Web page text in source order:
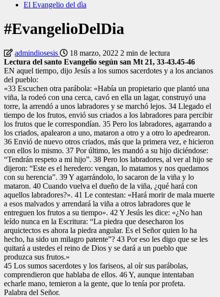
El Evangelio del dìa
#EvangelioDelDia
admindiosesis 18 marzo, 2022 2 min de lectura
Lectura del santo Evangelio según san Mt 21, 33-43.45-46
EN aquel tiempo, dijo Jesús a los sumos sacerdotes y a los ancianos
del pueblo:
«33 Escuchen otra parábola: «Había un propietario que plantó una
viña, la rodeó con una cerca, cavó en ella un lagar, construyó una
torre, la arrendó a unos labradores y se marchó lejos. 34 Llegado el
tiempo de los frutos, envió sus criados a los labradores para percibir
los frutos que le correspondían. 35 Pero los labradores, agarrando a
los criados, apalearon a uno, mataron a otro y a otro lo apedrearon.
36 Envió de nuevo otros criados, más que la primera vez, e hicieron
con ellos lo mismo. 37 Por último, les mandó a su hijo diciéndose:
“Tendrán respeto a mi hijo”. 38 Pero los labradores, al ver al hijo se
dijeron: “Este es el heredero: vengan, lo matamos y nos quedamos
con su herencia”. 39 Y agarrándolo, lo sacaron de la viña y lo
mataron. 40 Cuando vuelva el dueño de la viña, ¿qué hará con
aquellos labradores?». 41 Le contestan: «Hará morir de mala muerte
a esos malvados y arrendará la viña a otros labradores que le
entreguen los frutos a su tiempo». 42 Y Jesús les dice: «¿No han
leído nunca en la Escritura: “La piedra que desecharon los
arquictectos es ahora la piedra angular. Es el Señor quien lo ha
hecho, ha sido un milagro patente”? 43 Por eso les digo que se les
quitará a ustedes el reino de Dios y se dará a un pueblo que
produzca sus frutos.»
45 Los sumos sacerdotes y los fariseos, al oír sus parábolas,
comprendieron que hablaba de ellos. 46 Y, aunque intentaban
echarle mano, temieron a la gente, que lo tenía por profeta.
Palabra del Señor.